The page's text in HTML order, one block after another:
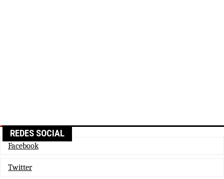
REDES SOCIAL
Facebook
Twitter